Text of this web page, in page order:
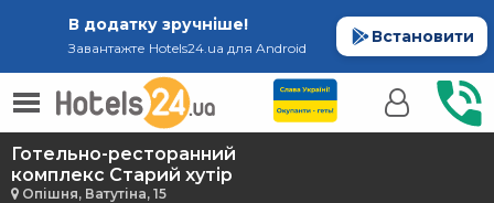
В додатку зручніше!
Завантажте Hotels24.ua для Android
Встановити
Готельно-ресторанний
комплекс Старий хутір
Опішня, Ватутіна, 15